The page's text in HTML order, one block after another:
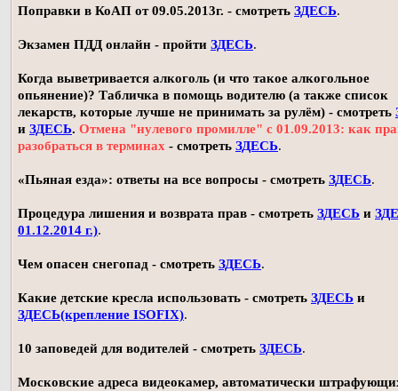
Поправки в КоАП от 09.05.2013г. - смотреть ЗДЕСЬ.
Экзамен ПДД онлайн - пройти ЗДЕСЬ.
Когда выветривается алкоголь (и что такое алкогольное
опьянение)? Табличка в помощь водителю (а также список
лекарств, которые лучше не принимать за рулём) - смотреть
и ЗДЕСЬ. Отмена "нулевого промилле" с 01.09.2013: как
разобраться в терминах - смотреть ЗДЕСЬ.
«Пьяная езда»: ответы на все вопросы - смотреть ЗДЕСЬ.
Процедура лишения и возврата прав - смотреть ЗДЕСЬ и
01.12.2014 г.).
Чем опасен снегопад - смотреть ЗДЕСЬ.
Какие детские кресла использовать - смотреть ЗДЕСЬ и
ЗДЕСЬ(крепление ISOFIX).
10 заповедей для водителей - смотреть ЗДЕСЬ.
Московские адреса видеокамер, автоматически